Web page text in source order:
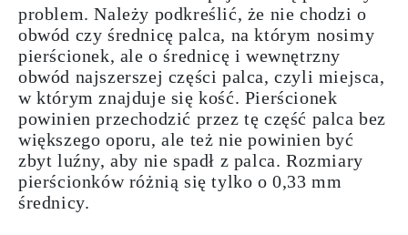
problem. Należy podkreślić, że nie chodzi o
obwód czy średnicę palca, na którym nosimy
pierścionek, ale o średnicę i wewnętrzny
obwód najszerszej części palca, czyli miejsca,
w którym znajduje się kość. Pierścionek
powinien przechodzić przez tę część palca bez
większego oporu, ale też nie powinien być
zbyt luźny, aby nie spadł z palca.Rozmiary
pierścionków różnią się tylko o 0,33 mm
średnicy.